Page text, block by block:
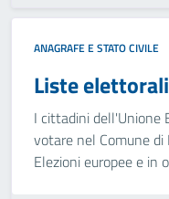
ANAGRAFE E STATO CIVILE
Liste
I cittadini dell'Unione
votare nel Comune di
Elezioni europee e in